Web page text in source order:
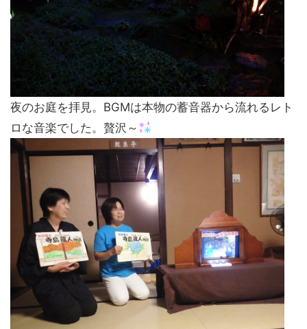
夜のお庭を拝見。BGMは本物の蓄音器から流れるレト
ロな音楽でした。贅沢～